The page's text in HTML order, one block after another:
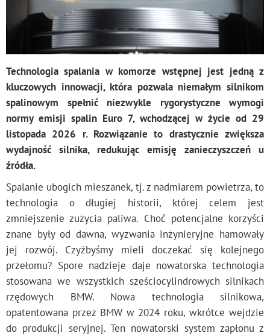
Technologia spalania w komorze wstępnej jest jedną z
kluczowych innowacji, która pozwala niemałym silnikom
spalinowym spełnić niezwykle rygorystyczne wymogi
normy emisji spalin Euro 7, wchodzącej w życie od 29
listopada 2026 r. Rozwiązanie to drastycznie zwiększa
wydajność silnika, redukując emisję zanieczyszczeń u
źródła.
Spalanie ubogich mieszanek, tj. z nadmiarem powietrza, to
technologia o długiej historii, której celem jest
zmniejszenie zużycia paliwa. Choć potencjalne korzyści
znane były od dawna, wyzwania inżynieryjne hamowały
jej rozwój. Czyżbyśmy mieli doczekać się kolejnego
przełomu? Spore nadzieje daje nowatorska technologia
stosowana we wszystkich sześciocylindrowych silnikach
rzędowych BMW. Nowa technologia silnikowa,
opatentowana przez BMW w 2024 roku, wkrótce wejdzie
do produkcji seryjnej. Ten nowatorski system zapłonu z